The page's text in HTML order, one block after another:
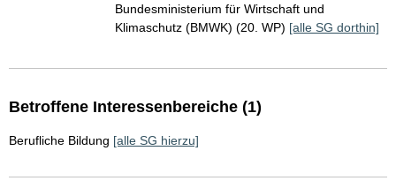
Bundesministerium für Wirtschaft und
Klimaschutz (BMWK) (20. WP) [alle SG dorthin]
Betroffene Interessenbereiche (1)
Berufliche Bildung [alle SG hierzu]